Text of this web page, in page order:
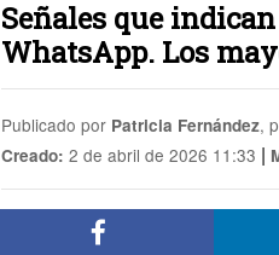
Señales que
WhatsApp. Los
Publicado por Patricia Fernández,
Creado: 2 de abril de 2026 11:33 |